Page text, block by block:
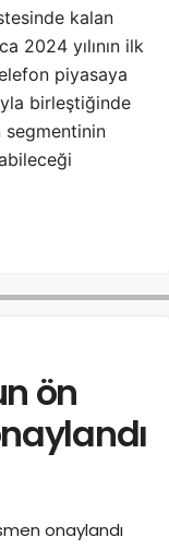
kalan
2024 yılının ilk
piyasaya
birleştiğinde
segmentinin
ön